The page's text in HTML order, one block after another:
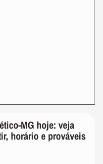
MG hoje: veja
horário e prováveis